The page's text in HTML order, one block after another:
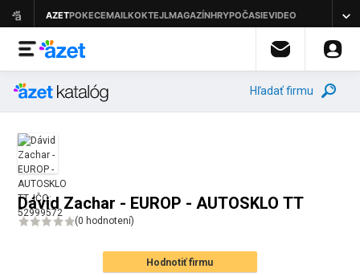
Hľadať firmu
Dávid Zachar - EUROP - AUTOSKLO TT
(0 hodnotení)
Hodnotiť firmu